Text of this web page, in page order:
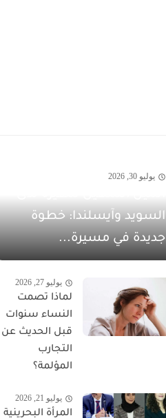
يوليو 30, 2026
السويد وآيسلندا: خطوة
جديدة في مسيرة...
يوليو 27, 2026
لماذا تصمت
النساء سنوات
قبل الحديث عن
التجارب
المؤلمة؟
يوليو 21, 2026
المرأة البحرينية